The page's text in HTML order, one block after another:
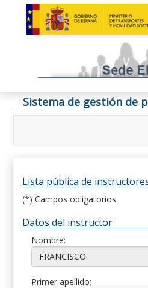
Sistema de gestión de
Lista pública de
(*) Campos obligatorios
Datos del instructor
Nombre:
Primer apellido: